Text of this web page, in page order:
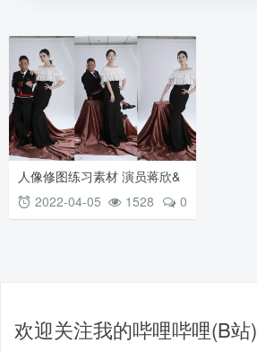
人像修图练习素材 演员蒋欣&
载 2022-04-05 0
1528
欢迎关注我的哔哩哔哩(B站)